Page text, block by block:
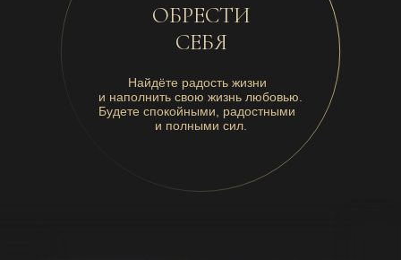
Найдёте радость жизни
и наполнить свою жизнь любовью.
Будете спокойными, радостными
и полными сил.
ОБРЕСТИ
СЕБЯ